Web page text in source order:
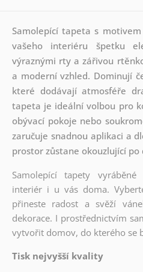
Samolepící tapeta s
vašeho interiéru špetku
výraznými rty a zářivou
a moderní vzhled. Dominují
které dodávají atmosféře
tapeta je ideální volbou pro
obývací pokoje nebo
zaručuje snadnou aplikaci a
prostor zůstane okouzlující po
Samolepící tapety
interiér i u vás doma.
přineste radost a svěží
dekorace. I prostřednictvím
vytvořit domov, do kterého se
Tisk nejvyšší kvality